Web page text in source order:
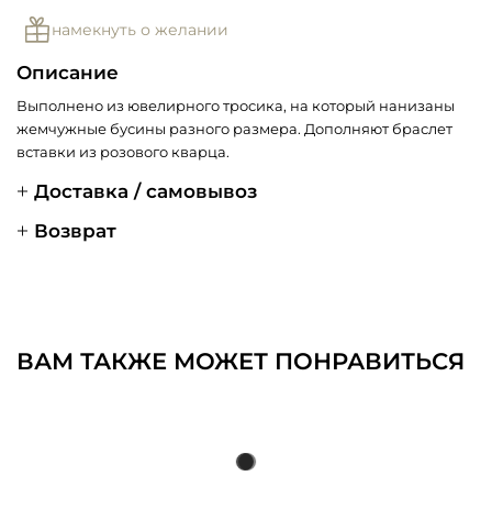
намекнуть о желании
Описание
Выполнено из ювелирного тросика, на который нанизаны
жемчужные бусины разного размера. Дополняют браслет
вставки из розового кварца.
Доставка / самовывоз
Возврат
ВАМ ТАКЖЕ МОЖЕТ ПОНРАВИТЬСЯ